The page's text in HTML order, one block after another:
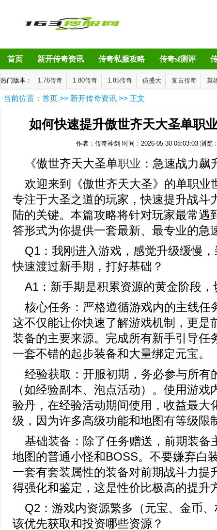
首页 新开传奇资讯 传奇私服攻略 传奇sf测评
热门版本： 1.76传奇 1.80传奇 1.85传奇 仿盛大 复古传奇 英
当前位置： 首页 >> 新开传奇资讯 >> 正文
如何快速提升傲世齐天大圣单职
作者：传奇神剑 时间：2026-05-30 08:03:03 浏览
《傲世齐天大圣单职业 ：急速战力飙
欢迎来到《傲世齐天大圣》的单职业
专注于大圣之道的玩家，快速提升战斗
陆的关键。本篇攻略将针对玩家最常遇
答形式为你提供一套最新、最专业的急
Q1：我刚进入游戏，感觉升级缓慢
快速渡过新手期，打好基础？
A1：新手期是积累资源的黄金阶段
核心任务：严格遵循游戏内的主线任
这不仅能让你快速了解游戏机制，更是
装备的主要来源。完成所有新手引导任
一套不错的起步装备和大量绑定元宝。
经验获取：开服初期，务必参与所有
（如经验副本、泡点活动）。使用游戏
验丹，在经验活动期间使用，收益最大
级，因为许多高级功能和地图有等级限
基础装备：除了任务赠送，前期装备
地图的普通小怪和BOSS。不要嫌弃白
一套有套装属性的装备对前期战斗力提
得强化和鉴定，这是性价比极高的提升
Q2：游戏内资源繁多（元宝、金币
该优先获取和投资哪些资源？